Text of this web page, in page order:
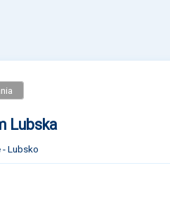
Lubska
Lubsko